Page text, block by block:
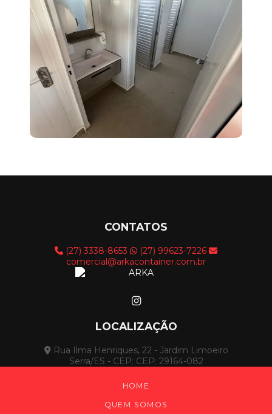
CONTATOS
(27) 3338-8653
(27) 99623-7226
comercial@arkacontainer.com.br
LOCALIZAÇÃO
Rua Ilma Henriques, 22 - Jardim Limoeiro
Serra/ES - CEP: CEP: 29164-082
HOME
QUEM SOMOS